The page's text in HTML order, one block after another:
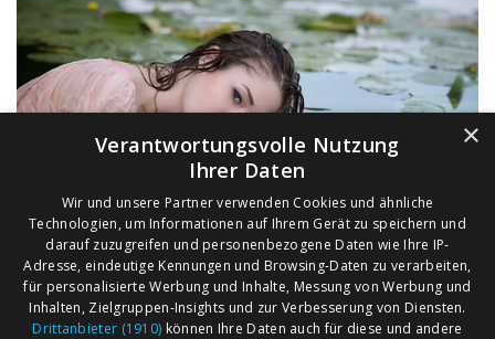
×
Verantwortungsvolle Nutzung
Ihrer Daten
Wir und unsere Partner verwenden Cookies und ähnliche
Technologien, um Informationen auf Ihrem Gerät zu speichern und
darauf zuzugreifen und personenbezogene Daten wie Ihre IP-
Adresse, eindeutige Kennungen und Browsing-Daten zu verarbeiten,
für personalisierte Werbung und Inhalte, Messung von Werbung und
Inhalten, Zielgruppen-Insights und zur Verbesserung von Diensten.
Drittanbieter (1910) können Ihre Daten auch für diese und andere